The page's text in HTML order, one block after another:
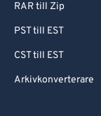
RAR till Zip
PST till EST
CST till EST
Arkivkonverterare